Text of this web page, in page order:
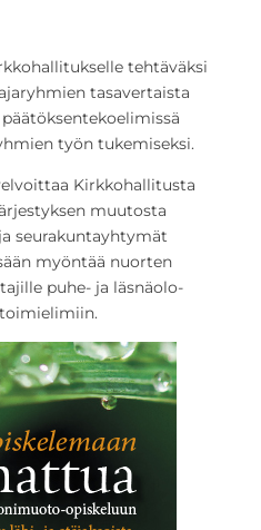
tehtäväksi
tasavertaista
työn tukemiseksi.
Kirkkohallitusta
muutosta
seurakuntayhtymät
myöntää nuorten
puhe- ja läsnäolo-